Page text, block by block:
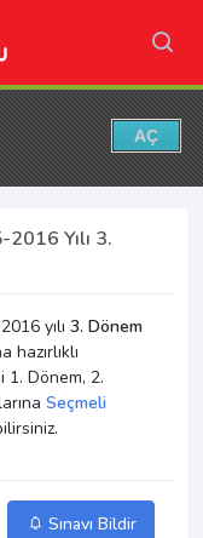
AÇ
Yılı 3.
yılı 3. Dönem
hazırlıklı
Dönem, 2.
Seçmeli
Sınavı Bildir